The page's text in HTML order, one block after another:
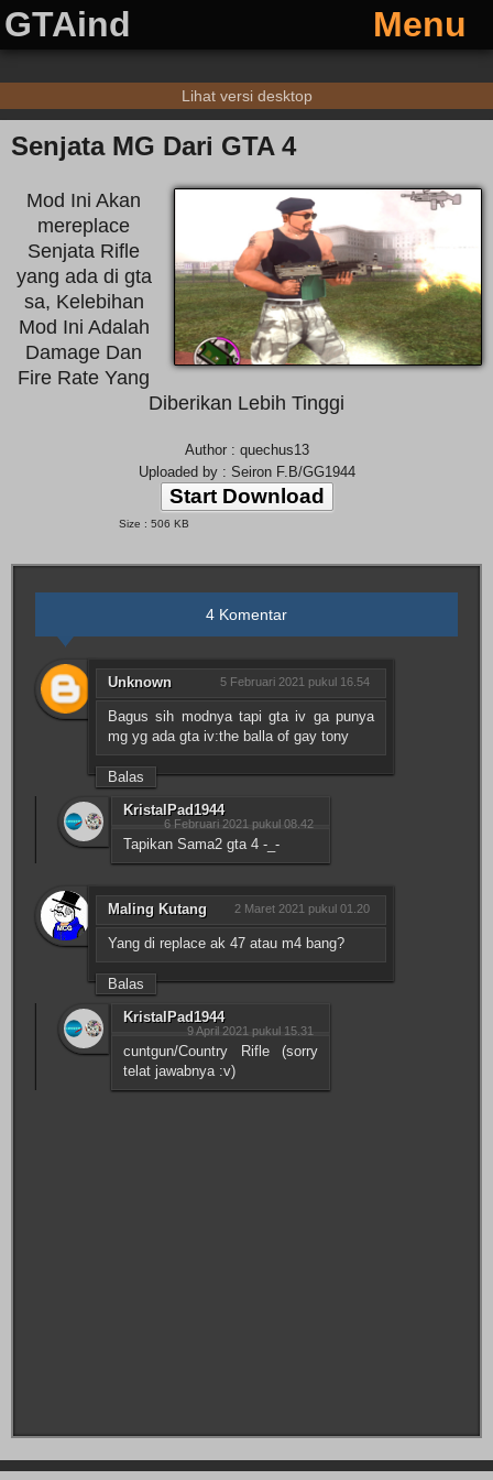
GTAind Menu
Lihat versi desktop
Senjata MG Dari GTA 4
Mod Ini Akan
mereplace
Senjata Rifle
yang ada di gta
sa, Kelebihan
Mod Ini Adalah
Damage Dan
Fire Rate Yang
Diberikan Lebih Tinggi
Author : quechus13
Uploaded by : Seiron F.B/GG1944
Start Download
Size : 506 KB
4 Komentar
Unknown 5 Februari 2021 pukul 16.54
Bagus sih modnya tapi gta iv ga punya
mg yg ada gta iv:the balla of gay tony
Balas
KristalPad1944
6 Februari 2021 pukul 08.42
Tapikan Sama2 gta 4 -_-
Maling Kutang 2 Maret 2021 pukul 01.20
Yang di replace ak 47 atau m4 bang?
Balas
KristalPad1944
9 April 2021 pukul 15.31
cuntgun/Country Rifle (sorry
telat jawabnya :v)